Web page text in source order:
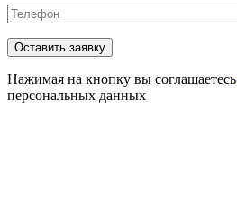
это
пустым.
Нажимая на кнопку вы соглашаетесь
персональных данных